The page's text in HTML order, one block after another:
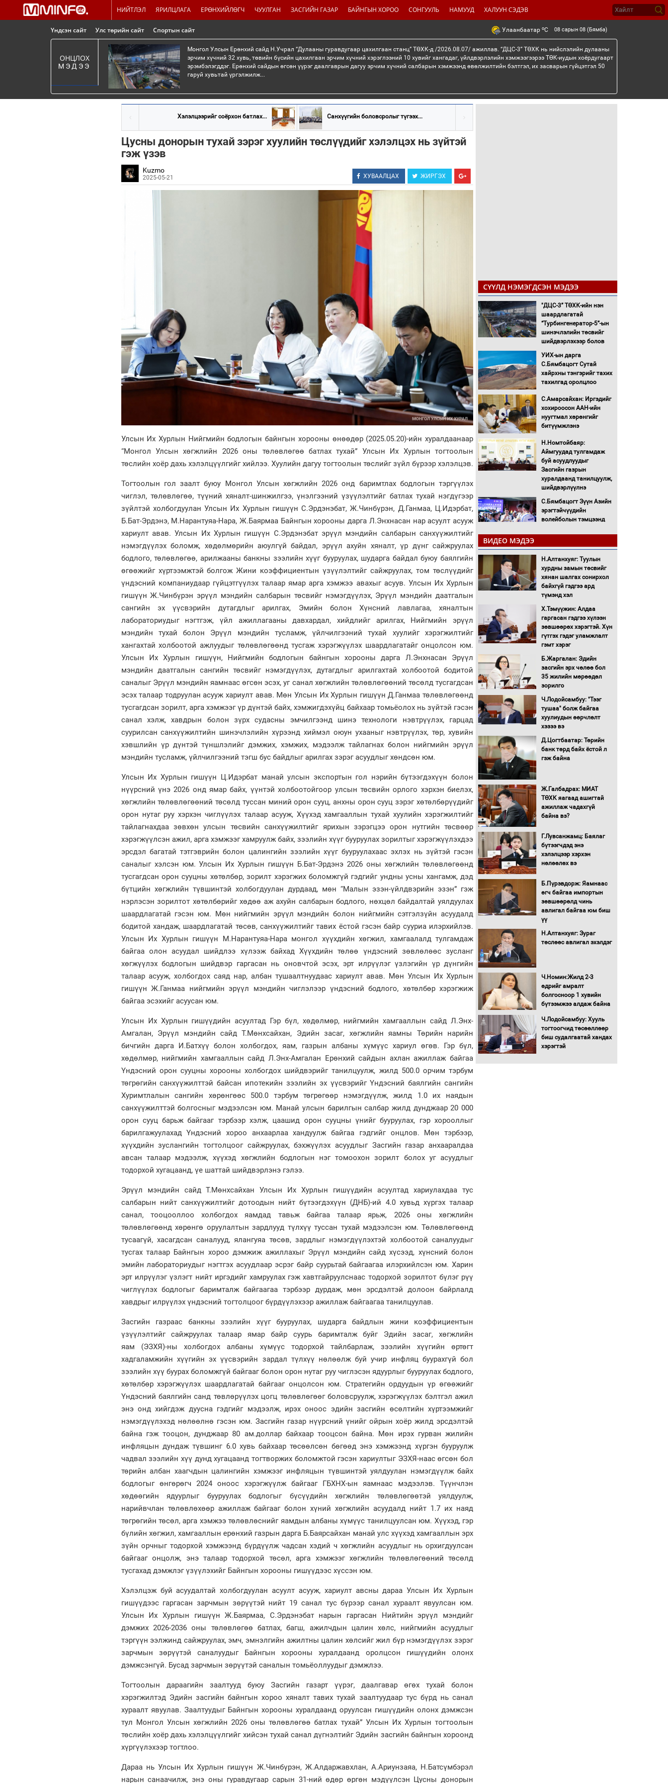
НИЙТЛЭЛ ЯРИЛЦЛАГА ЕРӨНХИЙЛӨГЧ ЧУУЛГАН ЗАСГИЙН ГАЗАР БАЙНГЫН ХОРОО СОНГУУЛЬ НАМУУД ХАЛУУН СЭДЭВ
Үндсэн сайт Улс төрийн сайт Спортын сайт Улаанбаатар oC 08 сарын 08 (Бямба)
ОНЦЛОХ
МЭДЭЭ
Монгол Улсын Ерөнхий сайд Н.Учрал “Дулааны гуравдугаар цахилгаан станц” ТӨХК-д /2026.08.07/ ажиллав. “ДЦС-3” ТӨХК нь нийслэлийн дулааны
эрчим хүчний 32 хувь, төвийн бүсийн цахилгаан эрчим хүчний хэрэглээний 10 хувийг хангадаг, үйлдвэрлэлийн хэмжээгээрээ ТӨК-иудын хоёрдугаарт
эрэмбэлэгддэг. Ерөнхий сайдын өгсөн үүрэг даалгаврын дагуу эрчим хүчний салбарын хэмжээнд өвөлжилтийн бэлтгэл, их засварын гүйцэтгэл 50
гаруй хувьтай үргэлжилж...
Хэлэлцээрийг соёрхон батлах... Санхүүгийн боловсролыг түгээх...
Цусны донорын тухай зэрэг хуулийн төслүүдийг хэлэлцэх нь зүйтэй
гэж үзэв
Kuzmo
2025-05-21 ХУВААЛЦАХ ЖИРГЭХ
Улсын Их Хурлын Нийгмийн бодлогын байнгын хорооны өнөөдөр (2025.05.20)-ийн хуралдаанаар
“Монгол Улсын хөгжлийн 2026 оны төлөвлөгөө батлах тухай” Улсын Их Хурлын тогтоолын
төслийн хоёр дахь хэлэлцүүлгийг хийлээ. Хуулийн дагуу тогтоолын төслийг зүйл бүрээр хэлэлцэв.
Тогтоолын гол заалт буюу Монгол Улсын хөгжлийн 2026 онд баримтлах бодлогын тэргүүлэх
чиглэл, төлөвлөгөө, түүний хяналт-шинжилгээ, үнэлгээний үзүүлэлтийг батлах тухай нэгдүгээр
зүйлтэй холбогдуулан Улсын Их Хурлын гишүүн С.Эрдэнэбат, Ж.Чинбүрэн, Д.Ганмаа, Ц.Идэрбат,
Б.Бат-Эрдэнэ, М.Нарантуяа-Нара, Ж.Баярмаа Байнгын хорооны дарга Л.Энхнасан нар асуулт асууж
хариулт авав. Улсын Их Хурлын гишүүн С.Эрдэнэбат эрүүл мэндийн салбарын санхүүжилтийг
нэмэгдүүлэх боломж, хөдөлмөрийн аюулгүй байдал, эрүүл ахуйн хяналт, үр дүнг сайжруулах
бодлого, төлөвлөгөө, арилжааны банкны зээлийн хүүг бууруулах, шударга байдал буюу баялгийн
өгөөжийг хүртээмжтэй болгож Жини коэффициентын үзүүлэлтийг сайжруулах, том төслүүдийг
үндэсний компаниудаар гүйцэтгүүлэх талаар ямар арга хэмжээ авахыг асуув. Улсын Их Хурлын
гишүүн Ж.Чинбүрэн эрүүл мэндийн салбарын төсвийг нэмэгдүүлэх, Эрүүл мэндийн даатгалын
сангийн эх үүсвэрийн дутагдлыг арилгах, Эмийн болон Хүнсний лавлагаа, хяналтын
лабораториудыг нэгтгэж, үйл ажиллагааны давхардал, хийдлийг арилгах, Нийгмийн эрүүл
мэндийн тухай болон Эрүүл мэндийн тусламж, үйлчилгээний тухай хуулийг хэрэгжилтийг
хангахтай холбоотой ажлуудыг төлөвлөгөөнд тусгаж хэрэгжүүлэх шаардлагатайг онцолсон юм.
Улсын Их Хурлын гишүүн, Нийгмийн бодлогын байнгын хорооны дарга Л.Энхнасан Эрүүл
мэндийн даатгалын сангийн төсвийг нэмэгдүүлэх, дутагдлыг арилгахтай холбоотой бодитой
саналыг Эрүүл мэндийн яамнаас өгсөн эсэх, уг санал хөгжлийн төлөвлөгөөний төсөлд тусгагдсан
эсэх талаар тодруулан асууж хариулт авав. Мөн Улсын Их Хурлын гишүүн Д.Ганмаа төлөвлөгөөнд
тусгагдсан зорилт, арга хэмжээг үр дүнтэй байх, хэмжигдэхүйц байхаар томьёолох нь зүйтэй гэсэн
санал хэлж, хавдрын болон зүрх судасны эмчилгээнд шинэ технологи нэвтрүүлэх, гарцад
суурилсан санхүүжилтийн шинэчлэлийн хүрээнд хиймэл оюун ухааныг нэвтрүүлэх, төр, хувийн
хэвшлийн үр дүнтэй түншлэлийг дэмжих, хэмжих, мэдээлж тайлагнах болон нийгмийн эрүүл
мэндийн тусламж, үйлчилгээний тэгш бус байдлыг арилгах зэрэг асуудлыг хөндсөн юм.
Улсын Их Хурлын гишүүн Ц.Идэрбат манай улсын экспортын гол нэрийн бүтээгдэхүүн болон
нүүрсний үнэ 2026 онд ямар байх, үүнтэй холбоотойгоор улсын төсвийн орлого хэрхэн биелэх,
хөгжлийн төлөвлөгөөний төсөлд туссан миний орон сууц, анхны орон сууц зэрэг хөтөлбөрүүдийг
орон нутаг руу хэрхэн чиглүүлэх талаар асууж, Хүүхэд хамгааллын тухай хуулийн хэрэгжилтийг
тайлагнахдаа зөвхөн улсын төсвийн санхүүжилтийг ярихын зэрэгцээ орон нутгийн төсвөөр
хэрэгжүүлсэн ажил, арга хэмжээг хамруулж байх, зээлийн хүүг бууруулах зорилтыг хэрэгжүүлэхдээ
эрсдэл багатай тэтгэврийн болон цалингийн зээлийн хүүг бууруулахаас эхлэх нь зүйтэй гэсэн
саналыг хэлсэн юм. Улсын Их Хурлын гишүүн Б.Бат-Эрдэнэ 2026 оны хөгжлийн төлөвлөгөөнд
тусгагдсан орон сууцны хөтөлбөр, зорилт хэрэгжих боломжгүй гэдгийг ундны усны хангамж, дэд
бүтцийн хөгжлийн түвшинтэй холбогдуулан дурдаад, мөн “Малын эзэн-үйлдвэрийн эзэн” гэж
нэрлэсэн зорилтот хөтөлбөрийг хөдөө аж ахуйн салбарын бодлого, нөхцөл байдалтай уялдуулах
шаардлагатай гэсэн юм. Мөн нийгмийн эрүүл мэндийн болон нийгмийн сэтгэлзүйн асуудалд
бодитой хандаж, шаардлагатай төсөв, санхүүжилтийг тавих ёстой гэсэн байр сууриа илэрхийлэв.
Улсын Их Хурлын гишүүн М.Нарантуяа-Нара монгол хүүхдийн хөгжил, хамгаалалд тулгамдаж
байгаа олон асуудал шийдлээ хүлээж байхад Хүүхдийн төлөө үндэсний зөвлөлөөс зусланг
хөгжүүлэх бодлогын шийдвэр гаргасан нь оновчтой эсэх, эрт илрүүлэг үзлэгийн үр дүнгийн
талаар асууж, холбогдох саяд нар, албан тушаалтнуудаас хариулт авав. Мөн Улсын Их Хурлын
гишүүн Ж.Ганмаа нийгмийн эрүүл мэндийн чиглэлээр үндэсний бодлого, хөтөлбөр хэрэгжиж
байгаа эсэхийг асуусан юм.
Улсын Их Хурлын гишүүдийн асуултад Гэр бүл, хөдөлмөр, нийгмийн хамгааллын сайд Л.Энх-
Амгалан, Эрүүл мэндийн сайд Т.Мөнхсайхан, Эдийн засаг, хөгжлийн яамны Төрийн нарийн
бичгийн дарга И.Батхүү болон холбогдох, яам, газрын албаны хүмүүс хариул өгөв. Гэр бүл,
хөдөлмөр, нийгмийн хамгааллын сайд Л.Энх-Амгалан Ерөнхий сайдын ахлан ажиллаж байгаа
Үндэсний орон сууцны хорооны холбогдох шийдвэрийг танилцуулж, жилд 500.0 орчим тэрбум
төгрөгийн санхүүжилттэй байсан ипотекийн зээлийн эх үүсвэрийг Үндэсний баялгийн сангийн
Хуримтлалын сангийн хөрөнгөөс 500.0 тэрбум төгрөгөөр нэмэгдүүлж, жилд 1.0 их наядын
санхүүжилттэй болгосныг мэдээлсэн юм. Манай улсын барилгын салбар жилд дунджаар 20 000
орон сууц барьж байгааг тэрбээр хэлж, цаашид орон сууцны үнийг бууруулах, гэр хорооллыг
барилгажуулахад Үндэсний хороо анхаарлаа хандуулж байгаа гэдгийг онцлов. Мөн тэрбээр,
хүүхдийн зуслангийн тогтолцоог сайжруулах, бэхжүүлэх асуудлыг Засгийн газар анхааралдаа
авсан талаар мэдээлж, хүүхэд хөгжлийн бодлогын нэг томоохон зорилт болох уг асуудлыг
тодорхой хугацаанд, үе шаттай шийдвэрлэнэ гэлээ.
Эрүүл мэндийн сайд Т.Мөнхсайхан Улсын Их Хурлын гишүүдийн асуултад хариулахдаа тус
салбарын нийт санхүүжилтийг дотоодын нийт бүтээгдэхүүн (ДНБ)-ий 4.0 хувьд хүргэх талаар
санал, тооцооллоо холбогдох яамдад тавьж байгаа талаар ярьж, 2026 оны хөгжлийн
төлөвлөгөөнд хөрөнгө оруулалтын зардлууд түлхүү туссан тухай мэдээлсэн юм. Төлөвлөгөөнд
тусаагүй, хасагдсан саналууд, ялангуяа төсөв, зардлыг нэмэгдүүлэхтэй холбоотой саналуудыг
тусгах талаар Байнгын хороо дэмжиж ажиллахыг Эрүүл мэндийн сайд хүсээд, хүнсний болон
эмийн лабораториудыг нэгтгэх асуудлаар эсрэг байр суурьтай байгаагаа илэрхийлсэн юм. Харин
эрт илрүүлэг үзлэгт нийт иргэдийг хамруулах гэж хавтгайруулснаас тодорхой зорилтот бүлэг рүү
чиглүүлэх бодлогыг баримталж байгаагаа тэрбээр дурдаж, мөн эрсдэлтэй долоон байрлалд
хавдрыг илрүүлэх үндэсний тогтолцоог бүрдүүлэхээр ажиллаж байгаагаа танилцуулав.
Засгийн газраас банкны зээлийн хүүг бууруулах, шударга байдлын жини коэффициентын
үзүүлэлтийг сайжруулах талаар ямар байр суурь баримталж буйг Эдийн засаг, хөгжлийн
яам (ЭЗХЯ)-ны холбогдох албаны хүмүүс тодорхой тайлбарлаж, зээлийн хүүгийн өртөгт
хадгаламжийн хүүгийн эх үүсвэрийн зардал түлхүү нөлөөлж буй учир инфляц буурахгүй бол
зээлийн хүү буурах боломжгүй байгааг болон орон нутаг руу чиглэсэн ядуурлыг бууруулах бодлого,
хөтөлбөр хэрэгжүүлэх шаардлагатай байгааг онцолсон юм. Стратегийн ордуудын үр өгөөжийг
Үндэсний баялгийн санд төвлөрүүлэх цогц төлөвлөгөөг боловсруулж, хэрэгжүүлэх бэлтгэл ажил
энэ онд хийгдэж дуусна гэдгийг мэдээлж, ирэх оноос эдийн засгийн өсөлтийн хүртээмжийг
нэмэгдүүлэхэд нөлөөлнө гэсэн юм. Засгийн газар нүүрсний үнийг ойрын хоёр жилд эрсдэлтэй
байна гэж тооцон, дунджаар 80 ам.доллар байхаар тооцсон байна. Мөн ирэх гурван жилийн
инфляцын дундаж түвшинг 6.0 хувь байхаар төсөөлсөн бөгөөд энэ хэмжээнд хүргэн бууруулж
чадвал зээлийн хүү дунд хугацаанд тогтворжих боломжтой гэсэн хариултыг ЭЗХЯ-наас өгсөн бол
төрийн албан хаагчдын цалингийн хэмжээг инфляцын түвшинтэй уялдуулан нэмэгдүүлж байх
бодлогыг өнгөрөгч 2024 оноос хэрэгжүүлж байгааг ГБХНХ-ын яамнаас мэдээлэв. Түүнчлэн
хөдөөгийн ядуурлыг бууруулах бодлогыг бүсүүдийн хөгжлийн төлөвлөгөөтэй уялдуулж,
нарийвчлан төлөвлөхөөр ажиллаж байгааг болон хүний хөгжлийн асуудалд нийт 1.7 их наяд
төгрөгийн төсөл, арга хэмжээ төлөвлөснийг яамдын албаны хүмүүс танилцуулсан юм. Хүүхэд, гэр
бүлийн хөгжил, хамгааллын ерөнхий газрын дарга Б.Баярсайхан манай улс хүүхэд хамгааллын эрх
зүйн орчныг тодорхой хэмжээнд бүрдүүлж чадсан хэдий ч хөгжлийн асуудлыг нь орхигдуулсан
байгааг онцолж, энэ талаар тодорхой төсөл, арга хэмжээг хөгжлийн төлөвлөгөөний төсөлд
тусгахад дэмжлэг үзүүлэхийг Байнгын хорооны гишүүдээс хүссэн юм.
Хэлэлцэж буй асуудалтай холбогдуулан асуулт асууж, хариулт авсны дараа Улсын Их Хурлын
гишүүдээс гаргасан зарчмын зөрүүтэй нийт 19 санал тус бүрээр санал хураалт явуулсан юм.
Улсын Их Хурлын гишүүн Ж.Баярмаа, С.Эрдэнэбат нарын гаргасан Нийтийн эрүүл мэндийг
дэмжих 2026-2036 оны төлөвлөгөө батлах, багш, ажилчдын цалин хөлс, нийгмийн асуудлыг
тэргүүн ээлжинд сайжруулах, эмч, эмнэлгийн ажилтны цалин хөлсийг жил бүр нэмэгдүүлэх зэрэг
зарчмын зөрүүтэй саналуудыг Байнгын хорооны хуралдаанд оролцсон гишүүдийн олонх
дэмжсэнгүй. Бусад зарчмын зөрүүтэй саналын томьёоллуудыг дэмжлээ.
Тогтоолын дараагийн заалтууд буюу Засгийн газарт үүрэг, даалгавар өгөх тухай болон
хэрэгжилтэд Эдийн засгийн байнгын хороо хяналт тавих тухай заалтуудаар тус бүрд нь санал
хураалт явуулав. Заалтуудыг Байнгын хорооны хуралдаанд оруулсан гишүүдийн олонх дэмжсэн
тул Монгол Улсын хөгжлийн 2026 оны төлөвлөгөө батлах тухай” Улсын Их Хурлын тогтоолын
төслийн хоёр дахь хэлэлцүүлгийг хийсэн тухай санал дүгнэлтийг Эдийн засгийн байнгын хороонд
хүргүүлэхээр тогтлоо.
Дараа нь Улсын Их Хурлын гишүүн Ж.Чинбүрэн, Ж.Алдаржавхлан, А.Ариунзаяа, Н.Батсүмбэрэл
нарын санаачилж, энэ оны гуравдугаар сарын 31-ний өдөр өргөн мэдүүлсэн Цусны донорын
СҮҮЛД НЭМЭГДСЭН МЭДЭЭ
"ДЦС-3” ТӨХК-ийн нэн
шаардлагатай
“Турбингенератор-5”-ын
шинэчлэлийн төсвийг
шийдвэрлэхээр болов
УИХ-ын дарга
С.Бямбацогт Сутай
хайрхны тэнгэрийг тахих
тахилгад оролцлоо
С.Амарсайхан: Иргэдийг
хохироосон ААН-ийн
нуугтмал хөрөнгийг
битүүмжлэнэ
Н.Номтойбаяр:
Аймгуудад тулгамдаж
буй асуудлуудыг
Засгийн газрын
хуралдаанд танилцуулж,
шийдвэрлүүлнэ
С.Бямбацогт Зүүн Азийн
эрэгтэйчүүдийн
волейболын тэмцээнд
хүслээ
Автобензин, дизель
түлшний онцгой албан
татварыг тэглэлээ
горимд эрүүл мэндийн
салбар хамаарахгүй
Нөөцийн махны
нээлттэй ил тод болгоно
Монгол Улс “COP17”-д
төлөвлөгөө”-гөө
танилцуулна
16 төрлийн эмийг нэг эх
журмыг баталлаа
гадаад томилолтыг
хориглолоо
Сайд нар төсвөө хэрхэн
Засгийн газрын ээлжит
хуралдаан болж байна
Автомашинд улсын
дугаарын тэгш,
олгоно
Бага орлоготой
бүрдүүллээ
Хөшөө бүтсэн түүхийг
өгүүлэх 7 баримт
Хөвсгөл нуурын лусыг
тахих төрийн тахилгын
ёслол боллоо
ВИДЕО МЭДЭЭ
Н.Алтанхуяг: Туулын
хурдны замын төсвийг
хянан шалгах сонирхол
байхгүй гэдгээ ард
түмэнд хэл
Х.Тэмүүжин: Алдаа
гаргасан гэдгээ хүлээн
зөвшөөрөх хэрэгтэй. Хүн
гүтгэх гэдэг уламжлалт
гэмт хэрэг
Б.Жаргалан: Эдийн
засгийн эрх чөлөө бол
35 жилийн мөрөөдөл
зорилго
Ч.Лодойсамбуу: "Тээг
тушаа" болж байгаа
хуулиудын өөрчлөлт
хэзээ вэ
Д.Цогтбаатар: Төрийн
банк төрд байх ёстой л
гэж байна
Ж.Галбадрах: МИАТ
ТӨХК яагаад ашигтай
ажиллаж чадахгүй
байна вэ?
Г.Лувсанжамц: Баялаг
бүтээгчдэд энэ
хэлэлцээр хэрхэн
нөлөөлөх вэ
Б.Пүрэвдорж: Яамнаас
өгч байгаа импортын
зөвшөөрөлд чинь
авлигал байгаа юм биш
үү
Н.Алтанхуяг: Зураг
төслөөс авлигал эхэлдэг
Ч.Номин:Жилд 2-3
өдрийг амралт
болгосноор 1 хувийн
бүтээмжээ алдаж байна
Ч.Лодойсамбуу: Хууль
тогтоогчид төсөөллөөр
биш судалгаатай хандах
хэрэгтэй